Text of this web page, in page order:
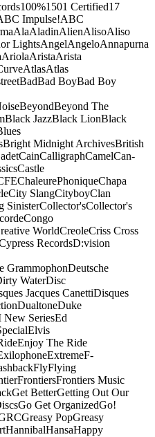
100%1501 Certified17
Impulse!ABC
AlaAladinAlienAlisoAliso
LightsAngelAngeloAnnapurna
AriolaAristaArista
AtlasAtlas
BadBad BoyBad Boy
BeyondBeyond The
Black JazzBlack LionBlack
Bright Midnight ArchivesBritish
CainCalligraphCamelCan-
Castle
ChaleurePhoniqueChapa
City SlangCityboyClan
SinisterCollector'sCollector's
Congo
WorldCreoleCriss Cross
RecordsD:vision
GrammophonDeutsche
WaterDisc
Jacques CanettiDisques
DualtoneDuke
New SeriesEd
Elvis
Enjoy The Ride
ExtremeF-
FlyFlying
FrontiersFrontiers Music
Get BetterGetting Out Our
Go Get OrganizedGo!
Greasy PopGreasy
HannibalHansaHappy